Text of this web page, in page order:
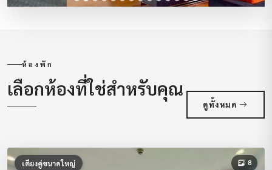
ห้องพัก
เลือกห้องที่ใช่สำหรับคุณ
ดูทั้งหมด
เตียงคู่ขนาดใหญ่ 8